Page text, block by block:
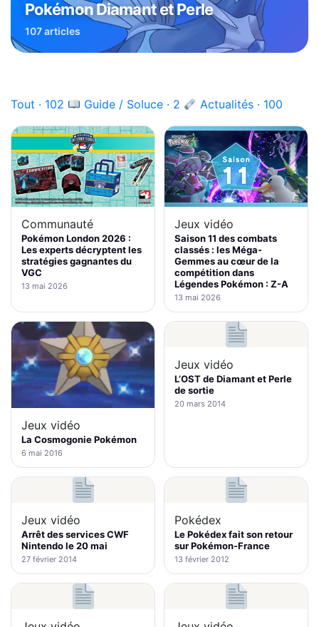
Pokémon Diamant et Perle
107 articles
Tout · 102 Guide / Soluce · 2 Actualités · 100
Communauté
Pokémon London 2026 :
Les experts décryptent les
stratégies gagnantes du
VGC
13 mai 2026
Jeux vidéo
Saison 11 des combats
classés : les Méga-
Gemmes au cœur de la
compétition dans
Légendes Pokémon : Z-A
13 mai 2026
Jeux vidéo
La Cosmogonie Pokémon
6 mai 2016
Jeux vidéo
L’OST de Diamant et Perle
de sortie
20 mars 2014
Jeux vidéo
Arrêt des services CWF
Nintendo le 20 mai
27 février 2014
Pokédex
Le Pokédex fait son retour
sur Pokémon-France
13 février 2012